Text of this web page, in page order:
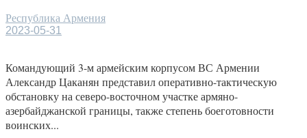
Республика Армения
2023-05-31
Командующий 3-м армейским корпусом ВС Армении
Александр Цаканян представил оперативно-тактическую
обстановку на северо-восточном участке армяно-
азербайджанской границы, также степень боеготовности
воинских...